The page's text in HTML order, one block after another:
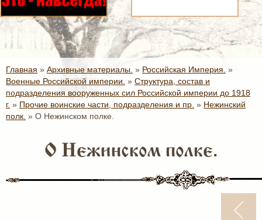
Главная » Архивные материалы. » Российская Империя. »
Военные Российской империи. » Структура, состав и
подразделения вооруженных сил Российской империи до 1918
г. » Прочие воинские части, подразделения и пр. » Нежинский
полк. » О Нежинском полке.
О Нежинском полке.